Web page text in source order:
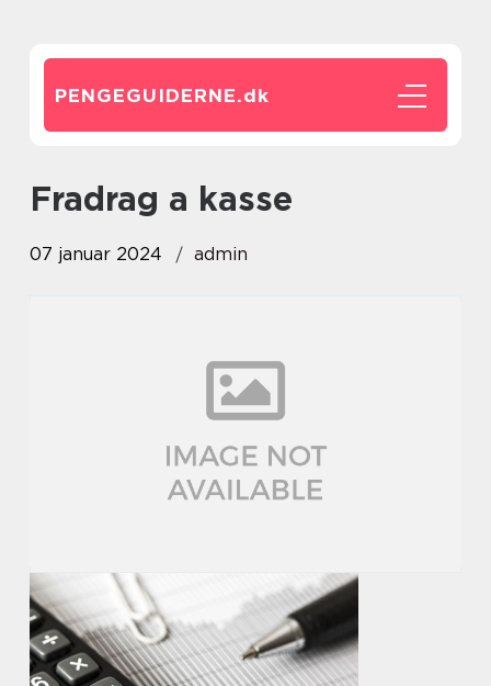
PENGEGUIDERNE.dk
fradrag a kasse
07 januar 2024 admin